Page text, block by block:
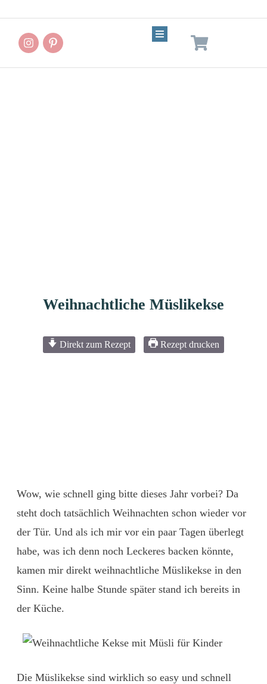
Weihnachtliche Müslikekse
Direkt zum Rezept Rezept drucken
Wow, wie schnell ging bitte dieses Jahr vorbei? Da
steht doch tatsächlich Weihnachten schon wieder vor
der Tür. Und als ich mir vor ein paar Tagen überlegt
habe, was ich denn noch Leckeres backen könnte,
kamen mir direkt weihnachtliche Müslikekse in den
Sinn. Keine halbe Stunde später stand ich bereits in
der Küche.
Die Müslikekse sind wirklich so easy und schnell